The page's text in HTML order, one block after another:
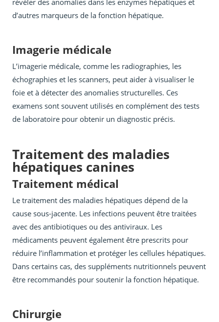
révéler des anomalies dans les enzymes hépatiques et
d’autres marqueurs de la fonction hépatique.
Imagerie médicale
L’imagerie médicale, comme les radiographies, les
échographies et les scanners, peut aider à visualiser le
foie et à détecter des anomalies structurelles. Ces
examens sont souvent utilisés en complément des tests
de laboratoire pour obtenir un diagnostic précis.
Traitement des maladies
hépatiques canines
Traitement médical
Le traitement des maladies hépatiques dépend de la
cause sous-jacente. Les infections peuvent être traitées
avec des antibiotiques ou des antiviraux. Les
médicaments peuvent également être prescrits pour
réduire l’inflammation et protéger les cellules hépatiques.
Dans certains cas, des suppléments nutritionnels peuvent
être recommandés pour soutenir la fonction hépatique.
Chirurgie